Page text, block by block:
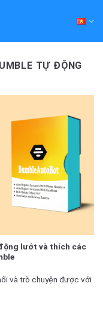
TỰ ĐỘNG
lướt và thích các
và trò chuyện được với